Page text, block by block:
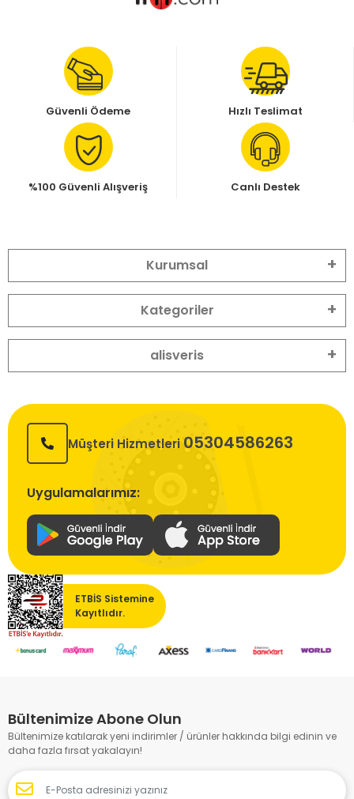
Güvenli Ödeme Hızlı Teslimat
%100 Güvenli Alışveriş Canlı Destek
Kurumsal
Kategoriler
alisveris
Müşteri Hizmetleri 05304586263
Uygulamalarımız:
ETBİS Sistemine
Kayıtlıdır.
Bültenimize Abone Olun
Bültenimize katılarak yeni indirimler / ürünler hakkında bilgi edinin ve
daha fazla fırsat yakalayın!